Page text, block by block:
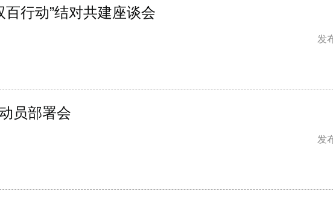
百行动”结对共建座谈会
发
员部署会
发